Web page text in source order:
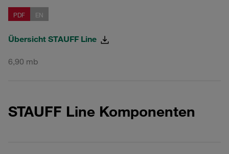
PDF EN
Übersicht STAUFF Line
6,90 mb
STAUFF Line Komponenten